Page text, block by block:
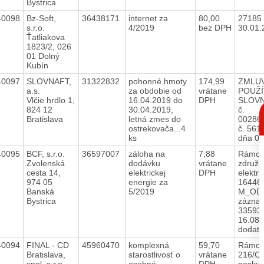
Bystrica
Bz-Soft,
s.r.o.
Ťatliakova
1823/2, 026
01 Dolný
Kubín
36438171
internet za
4/2019
80,00
bez DPH
27185
SLOVNAFT,
a.s.
Vlčie hrdlo 1,
824 12
Bratislava
31322832
pohonné hmoty
za obdobie od
16.04.2019 do
30.04.2019,
letná zmes do
ostrekovača...4
ks
174,99
vrátane
DPH
č.
č.
dňa
BCF, s.r.o.
Zvolenská
cesta 14,
974 05
Banská
Bystrica
36597007
záloha na
dodávku
elektrickej
energie za
5/2019
7,88
vrátane
DPH
16446/
FINAL - CD
Bratislava,
45960470
komplexná
starostlivosť o
59,70
vrátane
216/